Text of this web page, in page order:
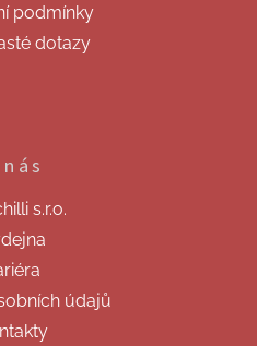
podmínky
dotazy
s.r.o.
údajů